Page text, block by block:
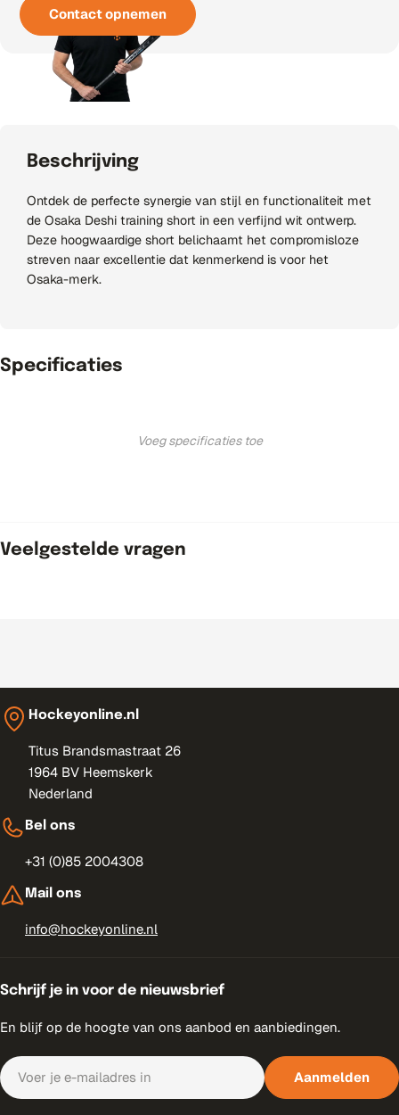
Contact opnemen
Beschrijving
Ontdek de perfecte synergie van stijl en functionaliteit met
de Osaka Deshi training short in een verfijnd wit ontwerp.
Deze hoogwaardige short belichaamt het compromisloze
streven naar excellentie dat kenmerkend is voor het
Osaka-merk.
Specificaties
Voeg specificaties toe
Veelgestelde vragen
Hockeyonline.nl
Titus Brandsmastraat 26
1964 BV Heemskerk
Nederland
Bel ons
+31 (0)85 2004308
Mail ons
info@hockeyonline.nl
Schrijf je in voor de nieuwsbrief
En blijf op de hoogte van ons aanbod en aanbiedingen.
E-
mail
Aanmelden